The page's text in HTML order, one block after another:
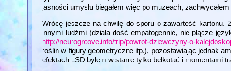
jasności umysłu biegałem więc po muzeach,
Wrócę jeszcze na chwilę do sporu o zawartość kartonu.
innymi ludźmi (działa dość empatogennie, nie plącze
http://neurogroove.info/trip/powrot-dziewczyny-o-
roślin w figury geometryczne itp.), pozostawiając jednak
efektach LSD byłem w stanie tylko bełkotać i momentami